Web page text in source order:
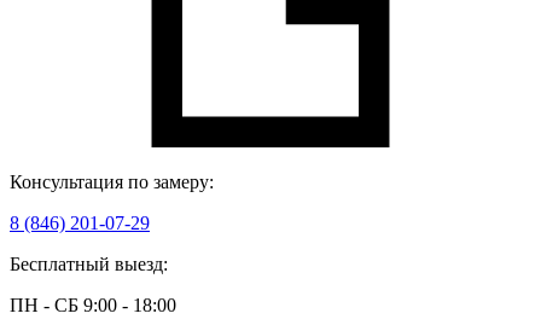
Консультация по замеру:
8 (846) 201-07-29
Бесплатный выезд:
ПН - СБ 9:00 - 18:00